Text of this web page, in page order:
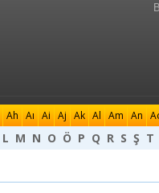
Ah Aı Ai Aj Ak Al Am An
L M N O Ö P Q R S Ş T